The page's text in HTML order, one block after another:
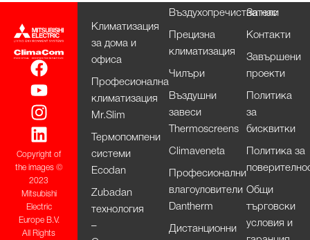
Copyright of
the images ©
2023
Mitsubishi
Electric
Europe B.V.
All Rights
Климатизация
за дома и
офиса
Професионална
климатизация
Mr.Slim
Термопомпени
системи
Ecodan
Zubadan
технология
–
Въздухопречистватели
Прецизна
климатизация
Чилъри
Въздушни
завеси
Thermoscreens
Climaveneta
Професионални
влагоуловители
Dantherm
Дистанционни
За нас
Контакти
Завършени
проекти
Политика
за
бисквитки
Политика за
Общи
търговски
условия и